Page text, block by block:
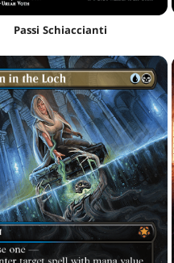
Passi Schiaccianti